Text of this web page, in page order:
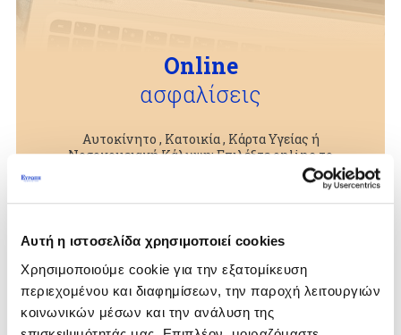
Αυτή η ιστοσελίδα χρησιμοποιεί cookies
Χρησιμοποιούμε cookie για την εξατομίκευση
περιεχομένου και διαφημίσεων, την παροχή λειτουργιών
κοινωνικών μέσων και την ανάλυση της
Online
ασφαλίσεις
Αυτοκίνητο , Κατοικία , Κάρτα Υγείας ή
Νοσοκομειακή Κάλυψη; Επιλέξτε online το